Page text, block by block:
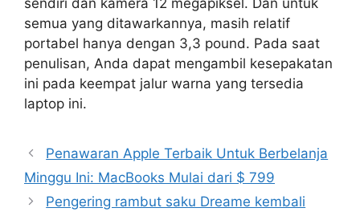
semua yang ditawarkannya, masih relatif
portabel hanya dengan 3,3 pound. Pada saat
penulisan, Anda dapat mengambil kesepakatan
ini pada keempat jalur warna yang tersedia
laptop ini.
Penawaran Apple Terbaik Untuk Berbelanja
Minggu Ini: MacBooks Mulai dari $ 799
Pengering rambut saku Dreame kembali